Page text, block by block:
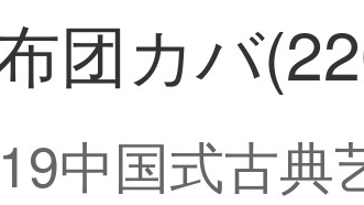
团カバ
中国式古典